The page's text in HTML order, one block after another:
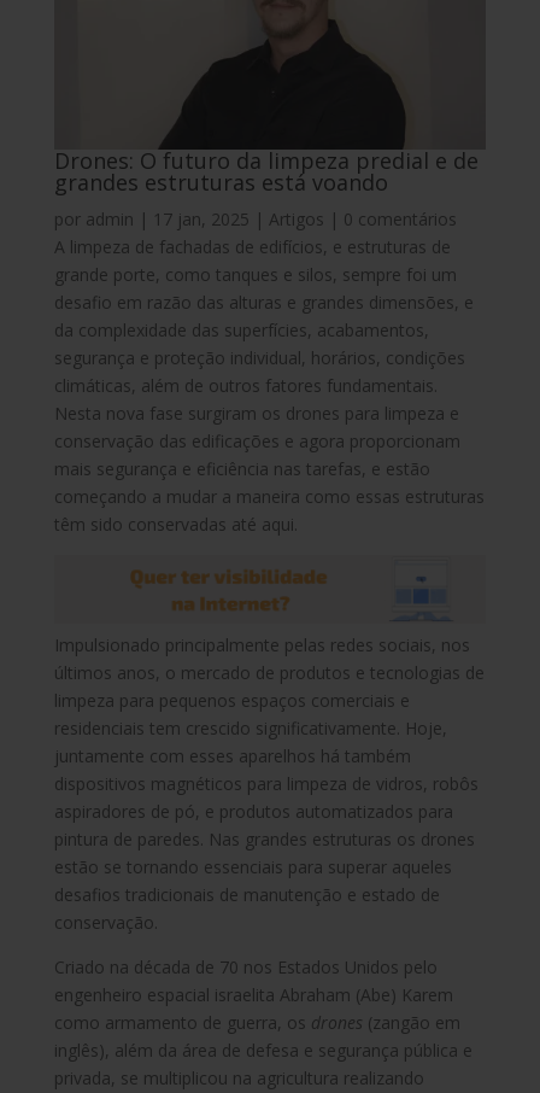
Drones: O futuro da limpeza predial e de
grandes estruturas está voando
por admin | 17 jan, 2025 | Artigos | 0 comentários
A limpeza de fachadas de edifícios, e estruturas de
grande porte, como tanques e silos, sempre foi um
desafio em razão das alturas e grandes dimensões, e
da complexidade das superfícies, acabamentos,
segurança e proteção individual, horários, condições
climáticas, além de outros fatores fundamentais.
Nesta nova fase surgiram os drones para limpeza e
conservação das edificações e agora proporcionam
mais segurança e eficiência nas tarefas, e estão
começando a mudar a maneira como essas estruturas
têm sido conservadas até aqui.
Impulsionado principalmente pelas redes sociais, nos
últimos anos, o mercado de produtos e tecnologias de
limpeza para pequenos espaços comerciais e
residenciais tem crescido significativamente. Hoje,
juntamente com esses aparelhos há também
dispositivos magnéticos para limpeza de vidros, robôs
aspiradores de pó, e produtos automatizados para
pintura de paredes. Nas grandes estruturas os drones
estão se tornando essenciais para superar aqueles
desafios tradicionais de manutenção e estado de
conservação.
Criado na década de 70 nos Estados Unidos pelo
engenheiro espacial israelita Abraham (Abe) Karem
como armamento de guerra, os drones (zangão em
inglês), além da área de defesa e segurança pública e
privada, se multiplicou na agricultura realizando